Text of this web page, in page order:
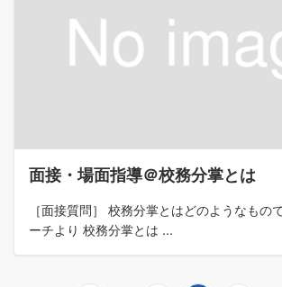
面接・場面指導＠校務分掌とは
［面接質問］ 校務分掌とはどのようなもの
ーチより 校務分掌とは ...